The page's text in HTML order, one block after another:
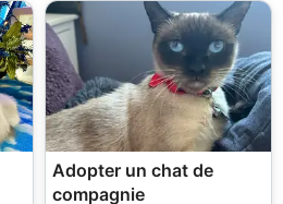
Adopter un chat de
compagnie